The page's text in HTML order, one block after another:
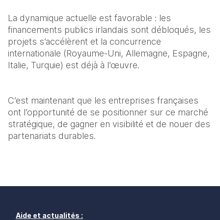
La dynamique actuelle est favorable : les
financements publics irlandais sont débloqués, les
projets s’accélèrent et la concurrence
internationale (Royaume-Uni, Allemagne, Espagne,
Italie, Turquie) est déjà à l’œuvre.
C’est maintenant que les entreprises françaises
ont l’opportunité de se positionner sur ce marché
stratégique, de gagner en visibilité et de nouer des
partenariats durables.
Aide et actualités :